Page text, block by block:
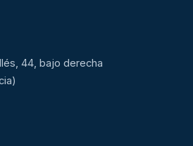
44, bajo derecha